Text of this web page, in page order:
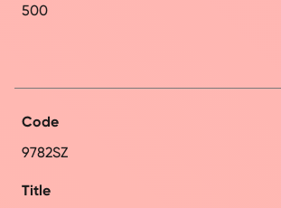
500
Code
9782SZ
Title